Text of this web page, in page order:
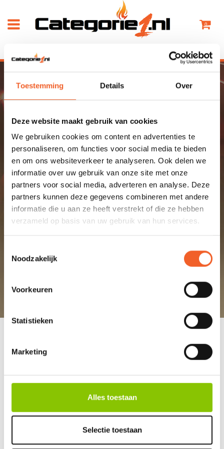
Toestemming Details Over
Deze website maakt gebruik van cookies
We gebruiken cookies om content en advertenties te
personaliseren, om functies voor social media te bieden
en om ons websiteverkeer te analyseren. Ook delen we
informatie over uw gebruik van onze site met onze
partners voor social media, adverteren en analyse. Deze
partners kunnen deze gegevens combineren met andere
informatie die u aan ze heeft verstrekt of die ze hebben
verzameld op basis van uw gebruik van hun services.
Noodzakelijk
Voorkeuren
Statistieken
Marketing
Alles toestaan
Selectie toestaan
0
DIVERSEN
ZOEK HIER JOUW
VUURWERKDEALER
Je hebt nog geen dealer geselecteerd
FAQ
NIEUWS
VUURWERK BESTELLEN
ALGEMENE VOORWAARDEN
(W)ECO - LOGISCH VUURWERK